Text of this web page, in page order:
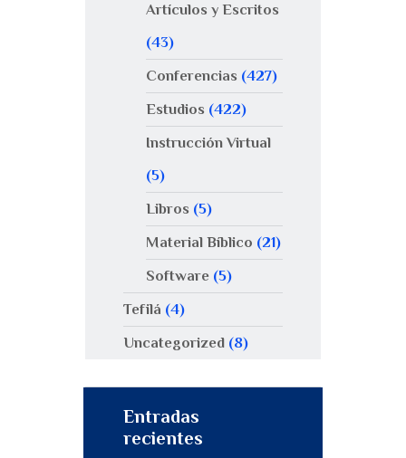
Artículos y Escritos
(43)
Conferencias (427)
Estudios (422)
Instrucción Virtual
(5)
Libros (5)
Material Bíblico (21)
Software(5)
Tefilá (4)
Uncategorized (8)
Entradas
recientes